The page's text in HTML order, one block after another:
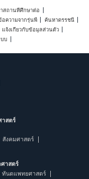
สถานที่ศึกษาต่อ
อความจากรุ่นพี่
ค้นหาดรรชนี
แจ้งเกี่ยวกับข้อมูลส่วนตัว
บบ
าสตร์
สังคมศาสตร์
าสตร์
ทันตแพทยศาสตร์